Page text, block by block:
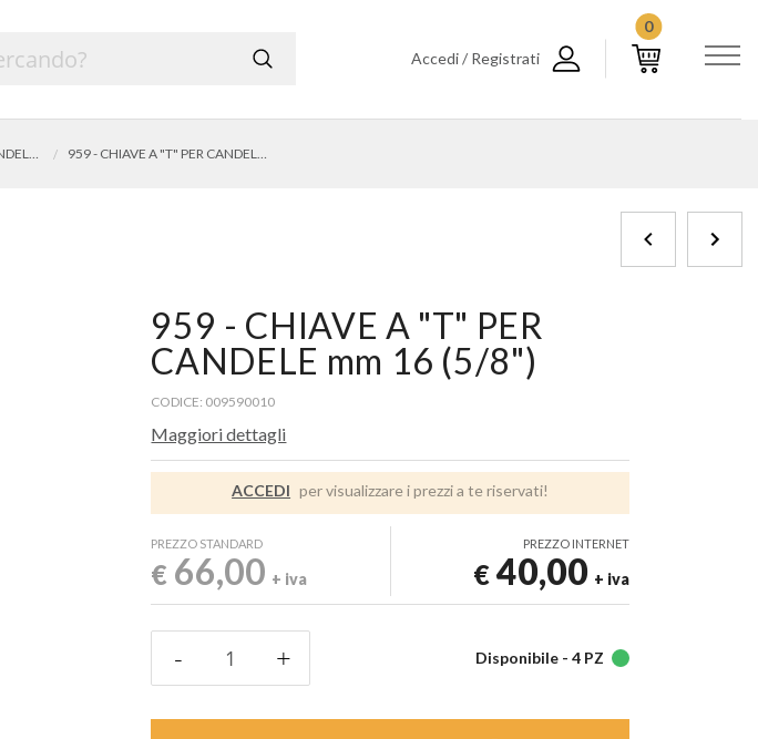
Accedi / Registrati
0
959 - CHIAVE A "T" PER
CANDELE mm 16 (5/8")
CODICE: 009590010
Maggiori dettagli
ACCEDI per visualizzare i prezzi a te riservati!
PREZZO STANDARD
€ 66,00 + iva
PREZZO INTERNET
€40,00 + iva
Disponibile -4 PZ